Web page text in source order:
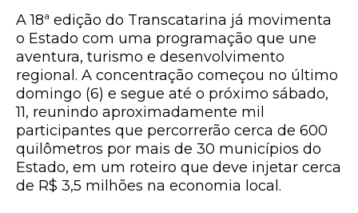
A 18ª edição do Transcatarina já movimenta
o Estado com uma programação que une
aventura, turismo e desenvolvimento
regional. A concentração começou no último
domingo (6) e segue até o próximo sábado,
11, reunindo aproximadamente mil
participantes que percorrerão cerca de 600
quilômetros por mais de 30 municípios do
Estado, em um roteiro que deve injetar cerca
de R$ 3,5 milhões na economia local.